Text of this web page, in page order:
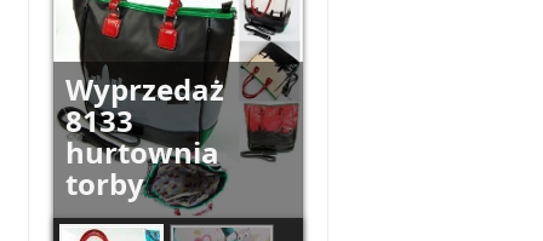
Wyprzedaż
8133
hurtownia
torby